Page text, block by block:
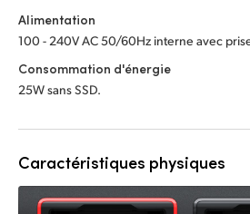
Alimentation
100 - 240V AC 50/60Hz interne avec
Consommation d'énergie
25W sans SSD.
Caractéristiques physiques